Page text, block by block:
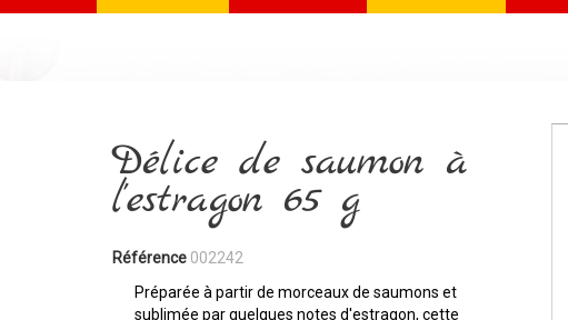
Délice de saumon à
l'estragon 65 g
Référence 002242
Préparée à partir de morceaux de saumons et
sublimée par quelques notes d'estragon, cette